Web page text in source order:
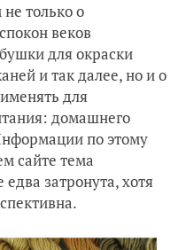
только о
веков
для окраски
и так далее, но и о
для
домашнего
по этому
сайте тема
затронута, хотя